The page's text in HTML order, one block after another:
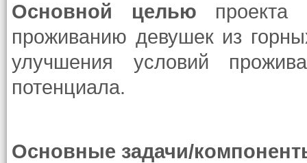
Основной целью проекта
проживанию девушек из
улучшения условий
потенциала.
Основные задачи/